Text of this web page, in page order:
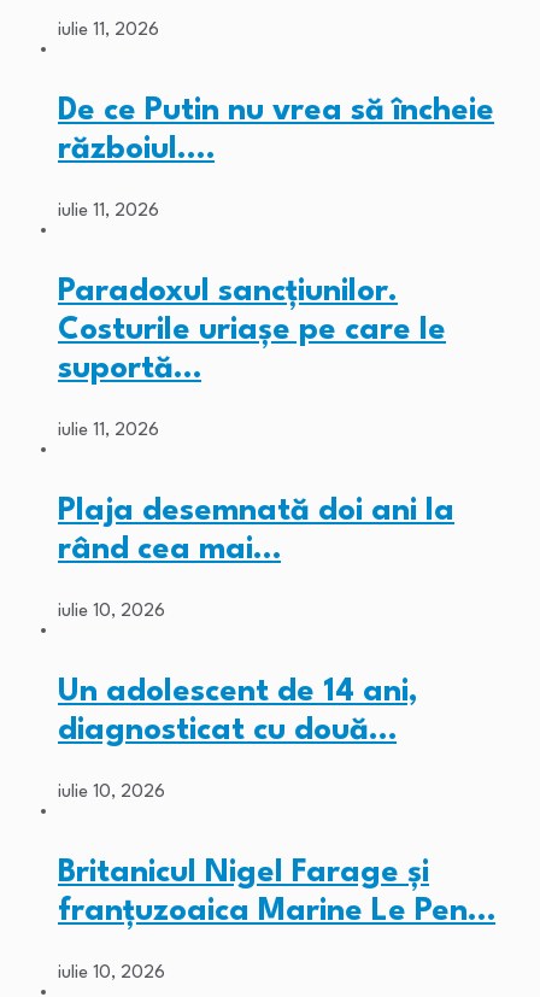
iulie 11, 2026
De ce Putin nu vrea să încheie
războiul.…
iulie 11, 2026
Paradoxul sancțiunilor.
Costurile uriașe pe care le
suportă…
iulie 11, 2026
Plaja desemnată doi ani la
rând cea mai…
iulie 10, 2026
Un adolescent de 14 ani,
diagnosticat cu două…
iulie 10, 2026
Britanicul Nigel Farage și
franțuzoaica Marine Le Pen…
iulie 10, 2026